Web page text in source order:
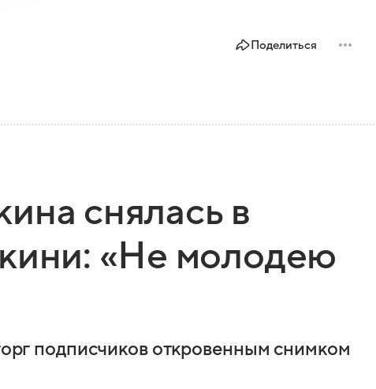
Поделиться
снялась в
«Не молодею
подписчиков откровенным снимком